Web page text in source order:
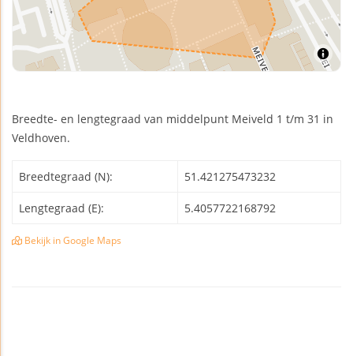
Breedte- en lengtegraad van middelpunt Meiveld 1 t/m 31 in
Veldhoven.
Breedtegraad (N): 51.421275473232
Lengtegraad (E): 5.4057722168792
Bekijk in Google Maps